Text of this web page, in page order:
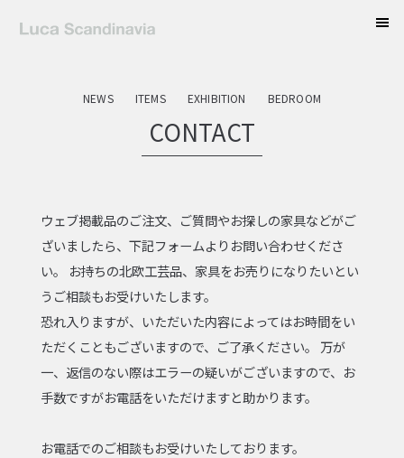
NEWS ITEMS EXHIBITION BEDROOM
CONTACT
ウェブ掲載品のご注文、ご質問やお探しの家具などがご
ざいましたら、下記フォームよりお問い合わせくださ
い。 お持ちの北欧工芸品、家具をお売りになりたいとい
うご相談もお受けいたします。
恐れ入りますが、いただいた内容によってはお時間をい
ただくこともございますので、ご了承ください。 万が
一、返信のない際はエラーの疑いがございますので、お
手数ですがお電話をいただけますと助かります。
お電話でのご相談もお受けいたしております。